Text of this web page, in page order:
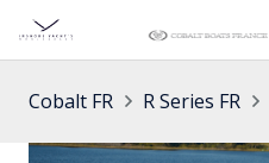
Cobalt FR R Series FR